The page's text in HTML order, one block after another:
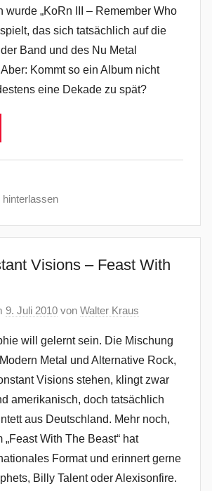
wurde „KoRn III – Remember Who
das sich tatsächlich auf die
Band und des Nu Metal
Kommt so ein Album nicht
eine Dekade zu spät?
Visions – Feast With
9. Juli 2010 von Walter Kraus
will gelernt sein. Die Mischung
Metal und Alternative Rock,
Visions stehen, klingt zwar
amerikanisch, doch tatsächlich
aus Deutschland. Mehr noch,
„Feast With The Beast“ hat
Format und erinnert gerne
Billy Talent oder Alexisonfire.